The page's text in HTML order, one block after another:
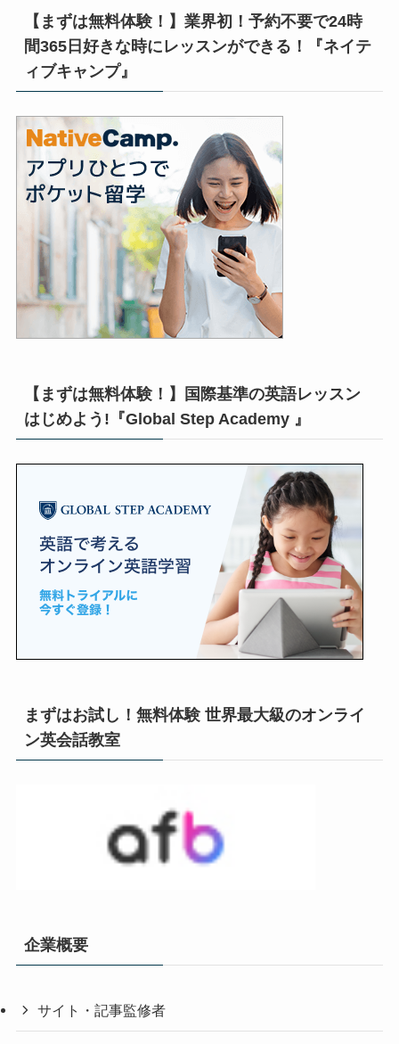
【まずは無料体験！】業界初！予約不要で24時
間365日好きな時にレッスンができる！『ネイテ
ィブキャンプ』
【まずは無料体験！】国際基準の英語レッスン
はじめよう!『Global Step Academy 』
まずはお試し！無料体験 世界最大級のオンライ
ン英会話教室
企業概要
サイト・記事監修者